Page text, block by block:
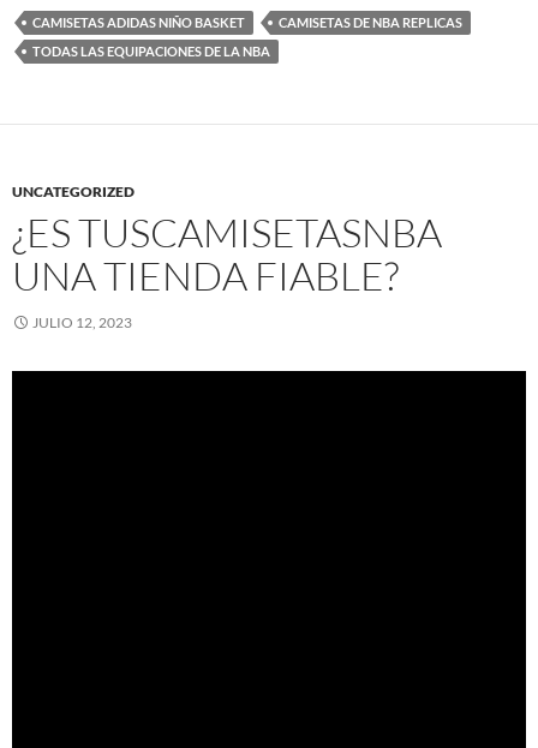
CAMISETAS ADIDAS NIÑO BASKET
CAMISETAS DE NBA REPLICAS
TODAS LAS EQUIPACIONES DE LA NBA
UNCATEGORIZED
¿ES TUSCAMISETASNBA
UNA TIENDA FIABLE?
JULIO 12, 2023